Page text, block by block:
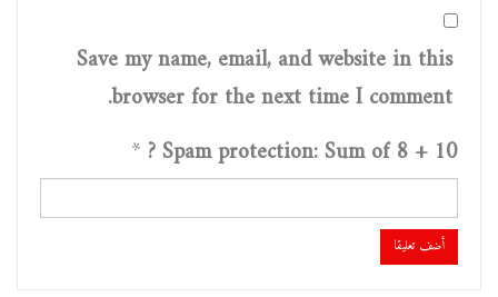
Save my name, email, and website in this
browser for the next time I comment.
Spam protection: Sum of 8 + 10 ?
*